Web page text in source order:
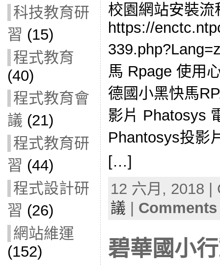
科技教育研
習 (15)
程式教育
(40)
程式教育會
議 (21)
程式教育研
習 (44)
程式設計研
習 (26)
網站維運
(152)
校園網站安裝
https://
馬 Rpage 使用
德國小黑快馬
影片 Phatosys
Phantosys投影
[…]
12 六月, 2018
議
碧華國小